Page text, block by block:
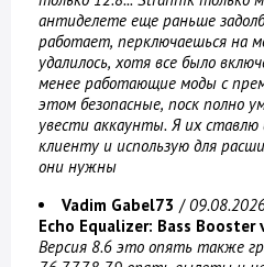
антиделете еще раньше
работает, перключаешься на
удалилось, хотя все было
менее работающие моды с
этом безопасные, поск полно
увести аккаунты. Я их ставлю
клиенту и использую для
они нужны
Vadim Gabel73 /
Echo Equalizer: Bass
Версия 8.6 это опять также грабли что и